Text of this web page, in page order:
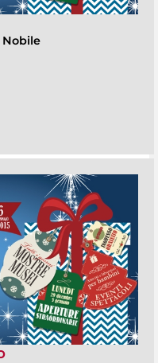
Nobile